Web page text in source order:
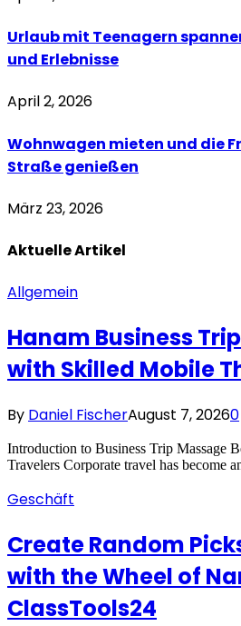
Urlaub mit Teenagern
und Erlebnisse
April 2, 2026
Wohnwagen mieten und die
Straße genießen
März 23, 2026
AktuelleArtikel
Allgemein
Hanam Business
with Skilled Mobile
By Daniel FischerAugust 7, 20260
Introduction to Business Trip Massage
Travelers Corporate travel has become
Geschäft
Create Random
with the Wheel of
ClassTools24